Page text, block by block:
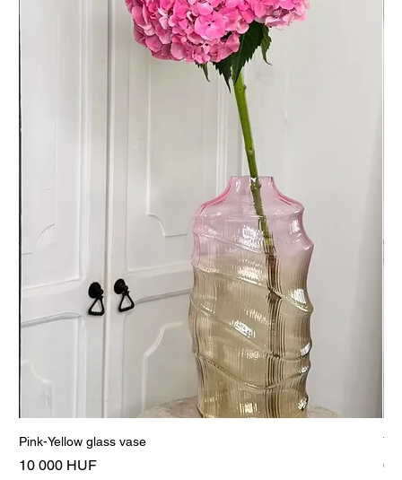
Pink-Yellow glass vase
Цена
10 000 HUF 6